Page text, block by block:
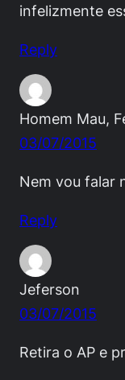
infelizmente
Reply
Homem Mau,
03/07/2015
Nem vou falar
Reply
Jeferson
03/07/2015
Retira o AP e